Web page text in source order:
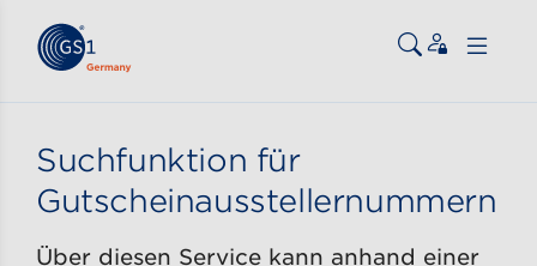
Suchfunktion für
Gutscheinausstellernummern
Über diesen Service kann anhand einer